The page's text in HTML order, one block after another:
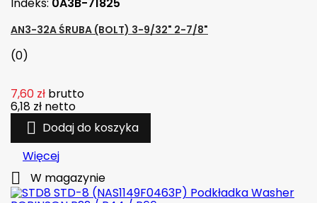
Indeks: 0A3B-71825
AN3-32A ŚRUBA (BOLT) 3-9/32" 2-7/8"
(0)
7,60 zł brutto
6,18 zł netto
 Dodaj do koszyka
Więcej
 W magazynie